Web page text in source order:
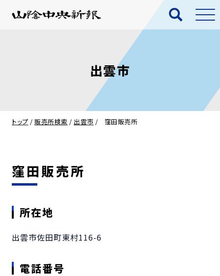
出雲市
トップ / 販売所検索 / 出雲市 / 窪田販売所
窪田販売所
所在地
出雲市佐田町東村116-6
電話番号